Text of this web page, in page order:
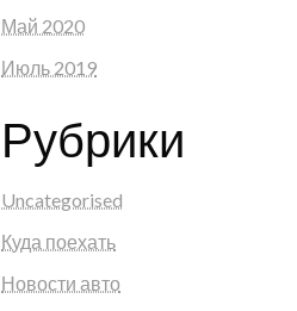
Май 2020
Июль 2019
Рубрики
Uncategorised
Куда поехать
Новости авто